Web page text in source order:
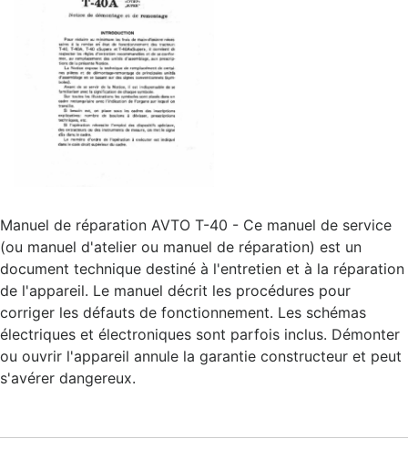
Manuel de réparation AVTO T-40 - Ce manuel de service
(ou manuel d'atelier ou manuel de réparation) est un
document technique destiné à l'entretien et à la réparation
de l'appareil. Le manuel décrit les procédures pour
corriger les défauts de fonctionnement. Les schémas
électriques et électroniques sont parfois inclus. Démonter
ou ouvrir l'appareil annule la garantie constructeur et peut
s'avérer dangereux.